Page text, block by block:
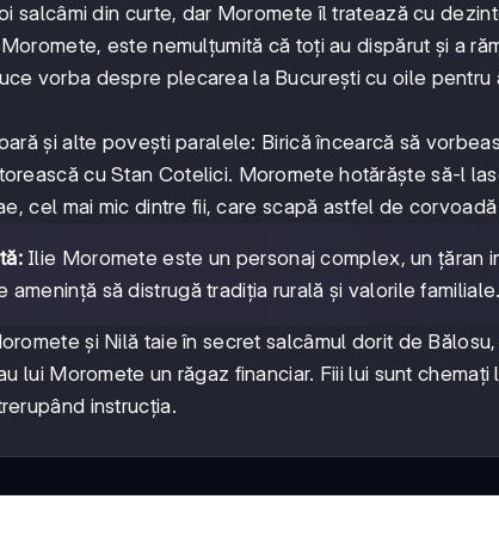
salcâmi din curte, dar Moromete îl tratează cu
este nemulțumită că toți au dispărut și a
vorba despre plecarea la București cu oile
și alte povești paralele: Birică încearcă să
cu Stan Cotelici. Moromete hotărăște să-l
cel mai mic dintre fii, care scapă astfel de
Ilie Moromete este un personaj complex, un țăran
amenință să distrugă tradiția rurală și valorile familiale.
și Nilă taie în secret salcâmul dorit de
lui Moromete un răgaz financiar. Fiii lui sunt
instrucția.